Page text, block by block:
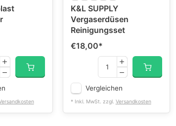
K&L SUPPLY
Vergaserdüsen
Reinigungsset
€18,00*
Vergleichen
* Inkl. MwSt. zzgl. Versandkosten